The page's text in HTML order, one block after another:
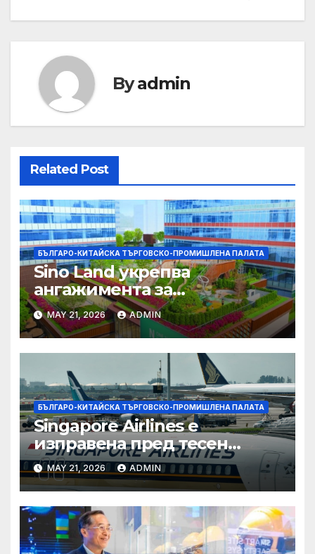
Byadmin
Related Post
БЪЛГАРО-КИТАЙСКА ТЪРГОВСКО-ПРОМИШЛЕНА ПАЛАТА
Sino Land укрепва
ангажимента за
устойчивост с глобално
признание
MAY 21, 2026 ADMIN
БЪЛГАРО-КИТАЙСКА ТЪРГОВСКО-ПРОМИШЛЕНА ПАЛАТА
Singapore Airlines е
изправена пред тесен
прозорец за спечелване на
пазарен дял от
конкурентите си от
Персийския залив
MAY 21, 2026 ADMIN